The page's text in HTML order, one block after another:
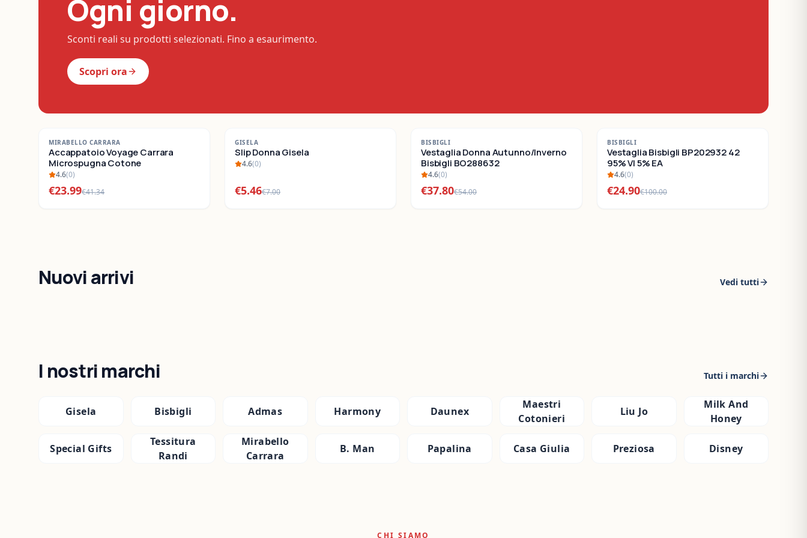
Ogni giorno.
Sconti reali su prodotti selezionati. Fino a esaurimento.
Scopri ora
- 42%
SALDI
MIRABELLO CARRARA
Accappatoio Voyage Carrara
Microspugna Cotone
4.6(0)
€23.99€41.34
-22%
SALDI
GISELA
Slip Donna Gisela
4.6(0)
€5.46€7.00
-30%
SALDI
BISBIGLI
Vestaglia Donna Autunno/Inverno
Bisbigli BO288632
4.6(0)
€37.80€54.00
-75%
SALDI
BISBIGLI
Vestaglia Bisbigli BP202932 42
95% VI 5% EA
4.6(0)
€24.90€100.00
Nuovi arrivi Vedi tutti
I nostri marchi Tutti i marchi
Gisela Bisbigli Admas Harmony Daunex
Maestri
Cotonieri
Liu Jo
Milk And
Honey
Special Gifts
Tessitura
Randi
Mirabello
Carrara
B. Man Papalina Casa Giulia Preziosa Disney
CHI SIAMO